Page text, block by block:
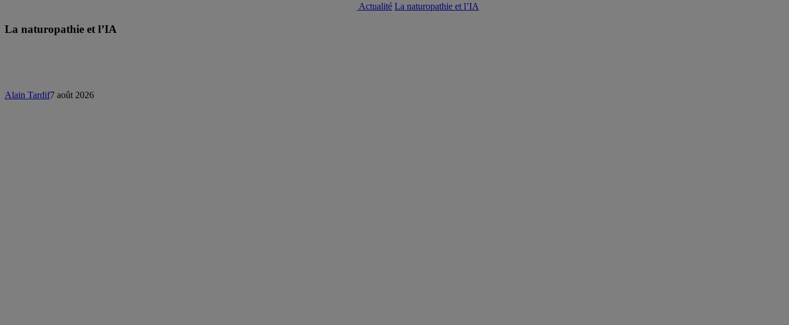
Actualité La naturopathie et l’IA
La naturopathie et l’IA
Alain Tardif7 août 2026